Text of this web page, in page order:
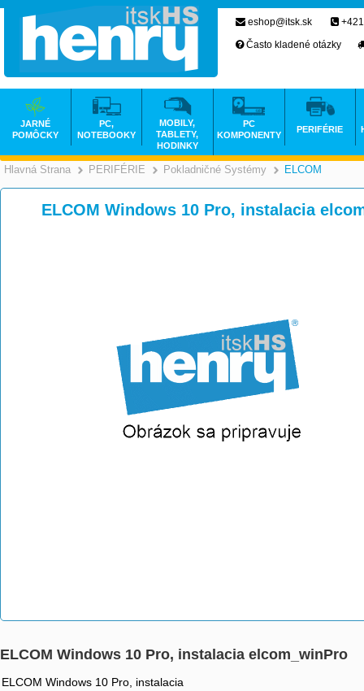
Hlavná Strana >
PERIFÉRIE >
Pokladničné Systémy ELCOM
ELCOM Windows 10 Pro, instalacia
ELCOM Windows 10 Pro, instalacia elcom_winPro
ELCOM Windows 10 Pro, instalacia
eshop@itsk.sk
Často kladené otázky
JARNÉ
POMÔCKY
PC,
NOTEBOOKY
MOBILY,
TABLETY,
HODINKY
PC
KOMPONENTY
PERIFÉRIE